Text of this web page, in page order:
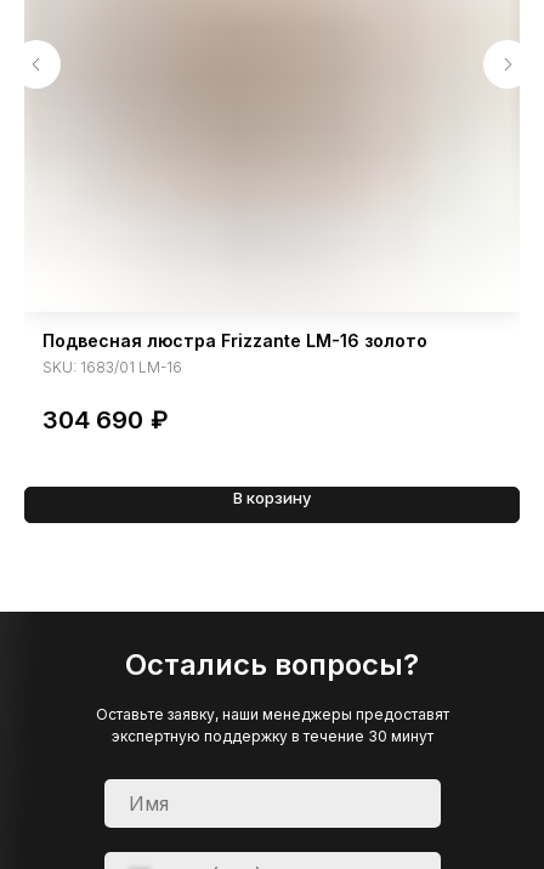
Подвесная люстра Frizzante LM-16 золото
SKU: 1683/01 LM-16
304 690 ₽
В корзину
Остались вопросы?
Оставьте заявку, наши менеджеры предоставят
экспертную поддержку в течение 30 минут